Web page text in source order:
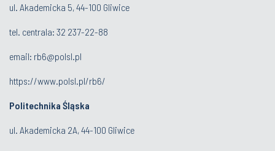
ul. Akademicka 5, 44-100 Gliwice
tel. centrala: 32 237-22-88
email: rb6@polsl.pl
https://www.polsl.pl/rb6/
Politechnika Śląska
ul. Akademicka 2A, 44-100 Gliwice